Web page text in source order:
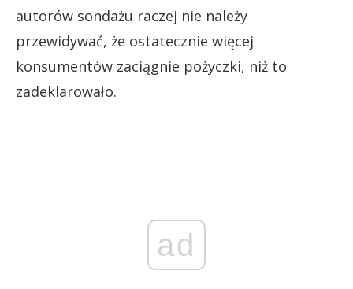
autorów sondażu raczej nie należy
przewidywać, że ostatecznie więcej
konsumentów zaciągnie pożyczki, niż to
zadeklarowało.
ad